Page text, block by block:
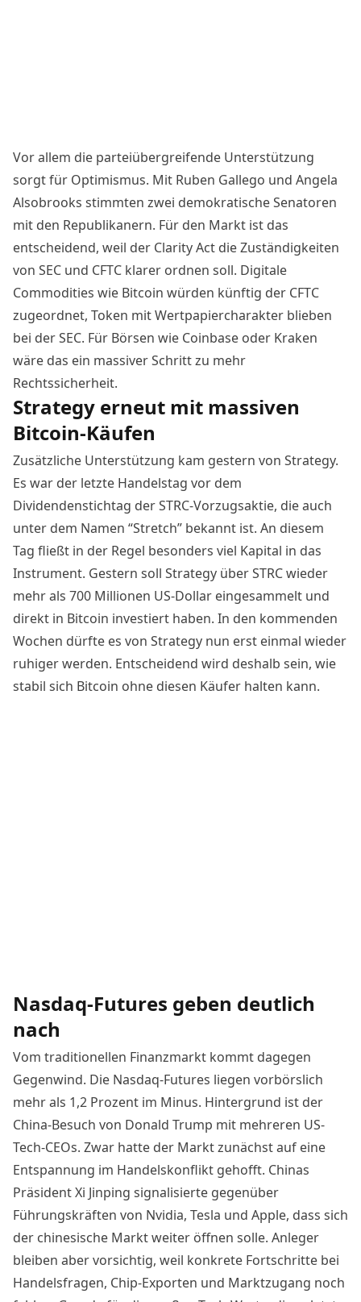
Vor allem die parteiübergreifende Unterstützung
sorgt für Optimismus. Mit Ruben Gallego und Angela
Alsobrooks stimmten zwei demokratische Senatoren
mit den Republikanern. Für den Markt ist das
entscheidend, weil der Clarity Act die Zuständigkeiten
von SEC und CFTC klarer ordnen soll. Digitale
Commodities wie Bitcoin würden künftig der CFTC
zugeordnet, Token mit Wertpapiercharakter blieben
bei der SEC. Für Börsen wie Coinbase oder Kraken
wäre das ein massiver Schritt zu mehr
Rechtssicherheit.
Strategy erneut mit massiven
Bitcoin-Käufen
Zusätzliche Unterstützung kam gestern von Strategy.
Es war der letzte Handelstag vor dem
Dividendenstichtag der STRC-Vorzugsaktie, die auch
unter dem Namen “Stretch” bekannt ist. An diesem
Tag fließt in der Regel besonders viel Kapital in das
Instrument. Gestern soll Strategy über STRC wieder
mehr als 700 Millionen US-Dollar eingesammelt und
direkt in Bitcoin investiert haben. In den kommenden
Wochen dürfte es von Strategy nun erst einmal wieder
ruhiger werden. Entscheidend wird deshalb sein, wie
stabil sich Bitcoin ohne diesen Käufer halten kann.
Nasdaq-Futures geben deutlich
nach
Vom traditionellen Finanzmarkt kommt dagegen
Gegenwind. Die Nasdaq-Futures liegen vorbörslich
mehr als 1,2 Prozent im Minus. Hintergrund ist der
China-Besuch von Donald Trump mit mehreren US-
Tech-CEOs. Zwar hatte der Markt zunächst auf eine
Entspannung im Handelskonflikt gehofft. Chinas
Präsident Xi Jinping signalisierte gegenüber
Führungskräften von Nvidia, Tesla und Apple, dass sich
der chinesische Markt weiter öffnen solle. Anleger
bleiben aber vorsichtig, weil konkrete Fortschritte bei
Handelsfragen, Chip-Exporten und Marktzugang noch